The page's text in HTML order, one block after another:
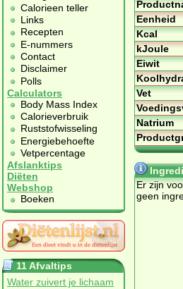
Calorieen teller
Links
Recepten
E-nummers
Contact
Disclaimer
Polls
Calculators
Body Mass Index
Calorieverbruik
Ruststofwisseling
Energiebehoefte
Vetpercentage
Afslanktips
Diëten
Webshop
Boeken
11 Afvaltips
Water zuivert je lichaam
Eenheid
Kcal
kJoule
Eiwit
Vet
Natrium
Er zijn
geen